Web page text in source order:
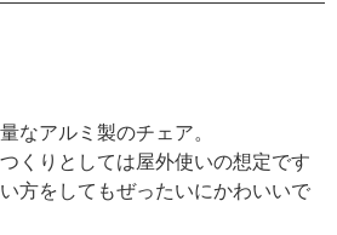
なアルミ製のチェア。
くりとしては屋外使いの想定です
方をしてもぜったいにかわいいで